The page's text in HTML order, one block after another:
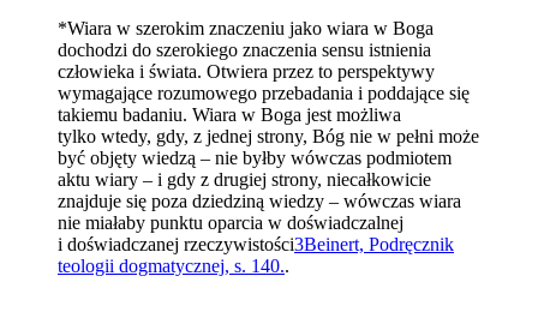
*Wiara w szerokim znaczeniu jako wiara w Boga
dochodzi do szerokiego znaczenia sensu istnienia
człowieka i świata. Otwiera przez to perspektywy
wymagające rozumowego przebadania i poddające się
takiemu badaniu. Wiara w Boga jest możliwa
tylko wtedy, gdy, z jednej strony, Bóg nie w pełni może
być objęty wiedzą – nie byłby wówczas podmiotem
aktu wiary – i gdy z drugiej strony, niecałkowicie
znajduje się poza dziedziną wiedzy – wówczas wiara
nie miałaby punktu oparcia w doświadczalnej
i doświadczanej rzeczywistości3Beinert, Podręcznik
teologii dogmatycznej, s. 140..